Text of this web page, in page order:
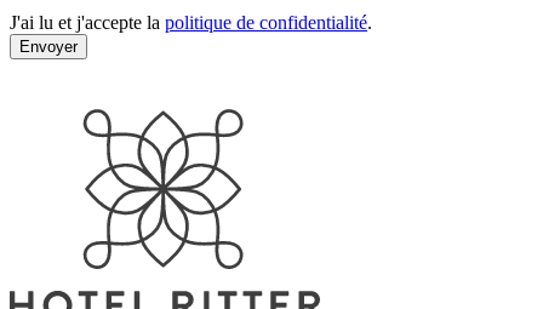
J'ai lu et j'accepte la politique de confidentialité.
Envoyer